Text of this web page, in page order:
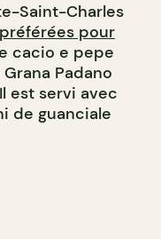
Saint-Charles
pour
cacio e pepe
Padano
est servi avec
de guanciale